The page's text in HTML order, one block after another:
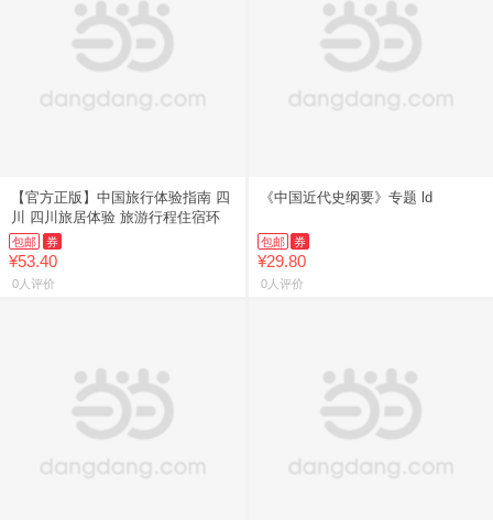
【官方正版】中国旅行体验指南 四
川 四川旅居体验 旅游行程住宿环
包邮 券
¥53.40
0人评价
《中国近代史纲要》专题 ld
包邮 券
¥29.80
0人评价